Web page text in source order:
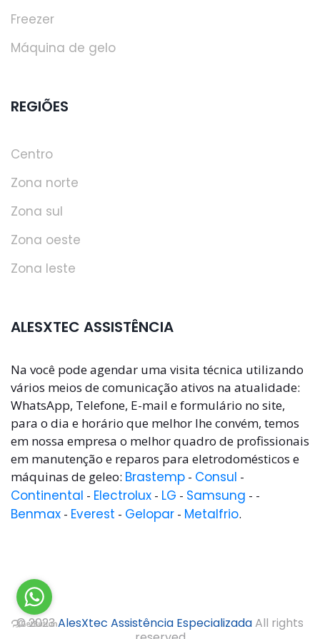
Freezer
Máquina de gelo
REGIÕES
Centro
Zona norte
Zona sul
Zona oeste
Zona leste
ALESXTEC ASSISTÊNCIA
Na você pode agendar uma visita técnica utilizando
vários meios de comunicação ativos na atualidade:
WhatsApp, Telefone, E-mail e formulário no site,
para o dia e horário que melhor lhe convém, temos
em nossa empresa o melhor quadro de profissionais
em manutenção e reparos para eletrodomésticos e
máquinas de geleo: Brastemp - Consul -
Continental - Electrolux - LG - Samsung - -
Benmax - Everest - Gelopar - Metalfrio.
© 2023AlesXtec Assistência EspecializadaAll rights